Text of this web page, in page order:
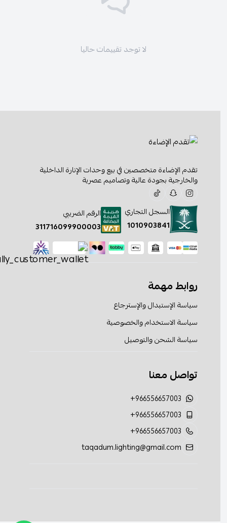
لا توجد تقييمات حاليا
تقدم الإضاءة متخصصين في بيع وحدات الإنارة الداخلية
والخارجية بجودة عالية وتصاميم عصرية
السجل التجاري
1010903841
الرقم الضريبي
311716099900003
روابط مهمة
سياسة الإستبدال والإسترجاع
سياسة الاستخدام والخصوصية
سياسة الشحن والتوصيل
تواصل معنا
+966556657003
+966556657003
+966556657003
taqadum.lighting@gmail.com